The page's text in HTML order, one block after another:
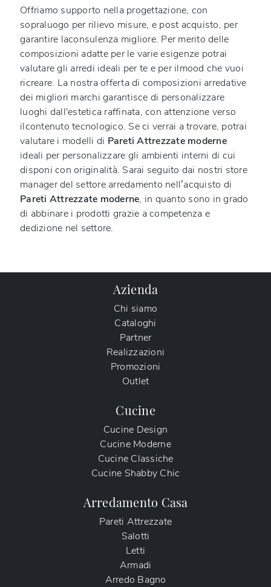
Offriamo supporto nella progettazione, con
sopraluogo per rilievo misure, e post acquisto, per
garantire laconsulenza migliore. Per merito delle
composizioni adatte per le varie esigenze potrai
valutare gli arredi ideali per te e per ilmood che vuoi
ricreare. La nostra offerta di composizioni arredative
dei migliori marchi garantisce di personalizzare
luoghi dall'estetica raffinata, con attenzione verso
ilcontenuto tecnologico. Se ci verrai a trovare, potrai
valutare i modelli di Pareti Attrezzate moderne
ideali per personalizzare gli ambienti interni di cui
disponi con originalità. Sarai seguito dai nostri store
manager del settore arredamento nell’acquisto di
Pareti Attrezzate moderne, in quanto sono in grado
di abbinare i prodotti grazie a competenza e
dedizione nel settore.
Azienda
Chi siamo
Cataloghi
Partner
Realizzazioni
Promozioni
Outlet
Cucine
Cucine Design
Cucine Moderne
Cucine Classiche
Cucine Shabby Chic
Arredamento Casa
Pareti Attrezzate
Salotti
Letti
Armadi
Arredo Bagno